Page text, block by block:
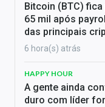
Bitcoin (BTC)
65 mil após
das principais
6 hora(s) atrás
HAPPY HOUR
A gente ainda
duro com líder